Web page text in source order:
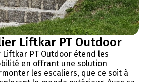
Liftkar PT Outdoor
PT Outdoor étend les
en offrant une solution
les escaliers, que ce soit à